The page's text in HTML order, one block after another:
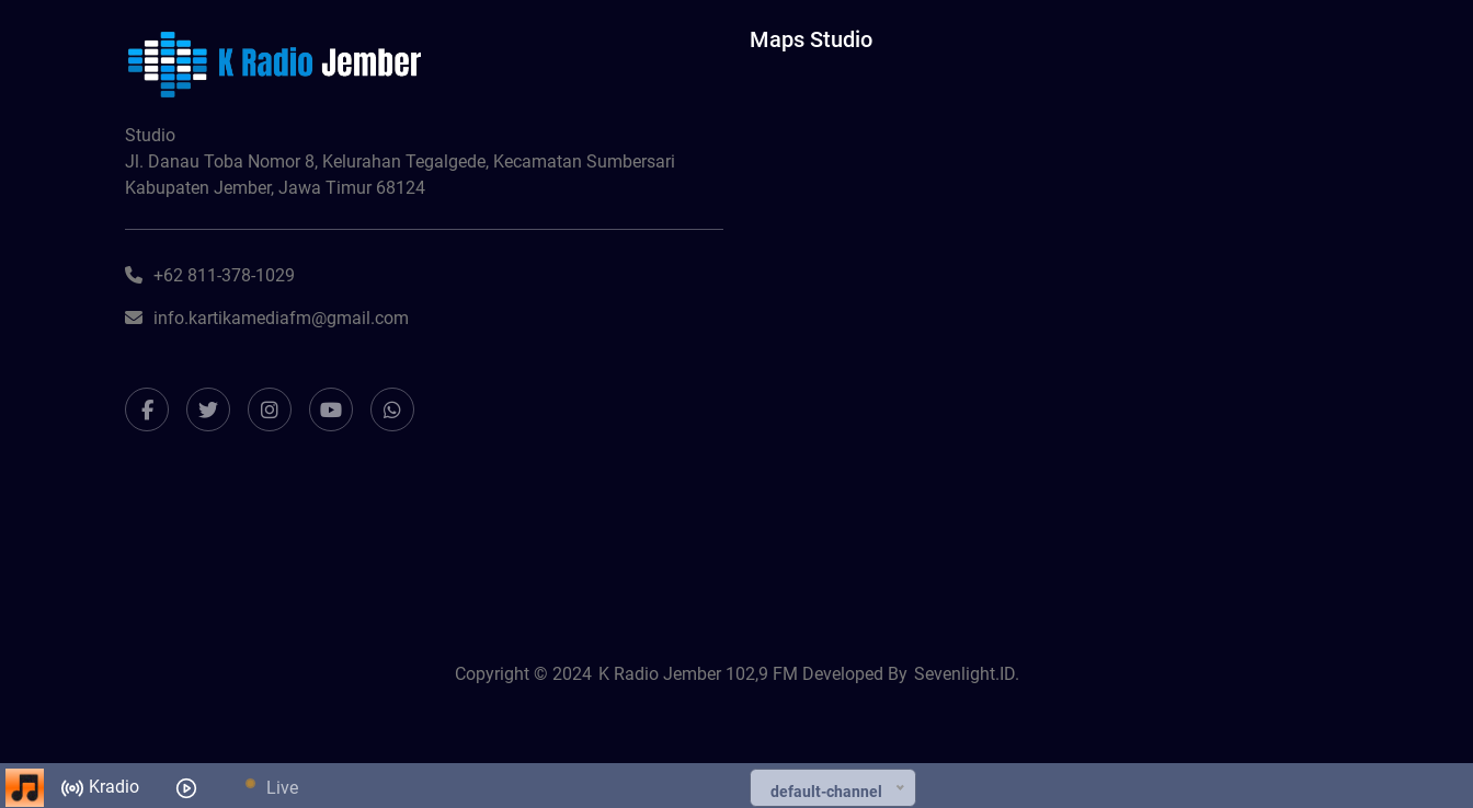
Studio
Jl. Danau Toba Nomor 8, Kelurahan Tegalgede, Kecamatan Sumbersari
Kabupaten Jember, Jawa Timur 68124
+62 811-378-1029
info.kartikamediafm@gmail.com
Maps Studio
Copyright © 2024 K Radio Jember 102,9 FM Developed By Sevenlight.ID.
Kradio Live default-channel